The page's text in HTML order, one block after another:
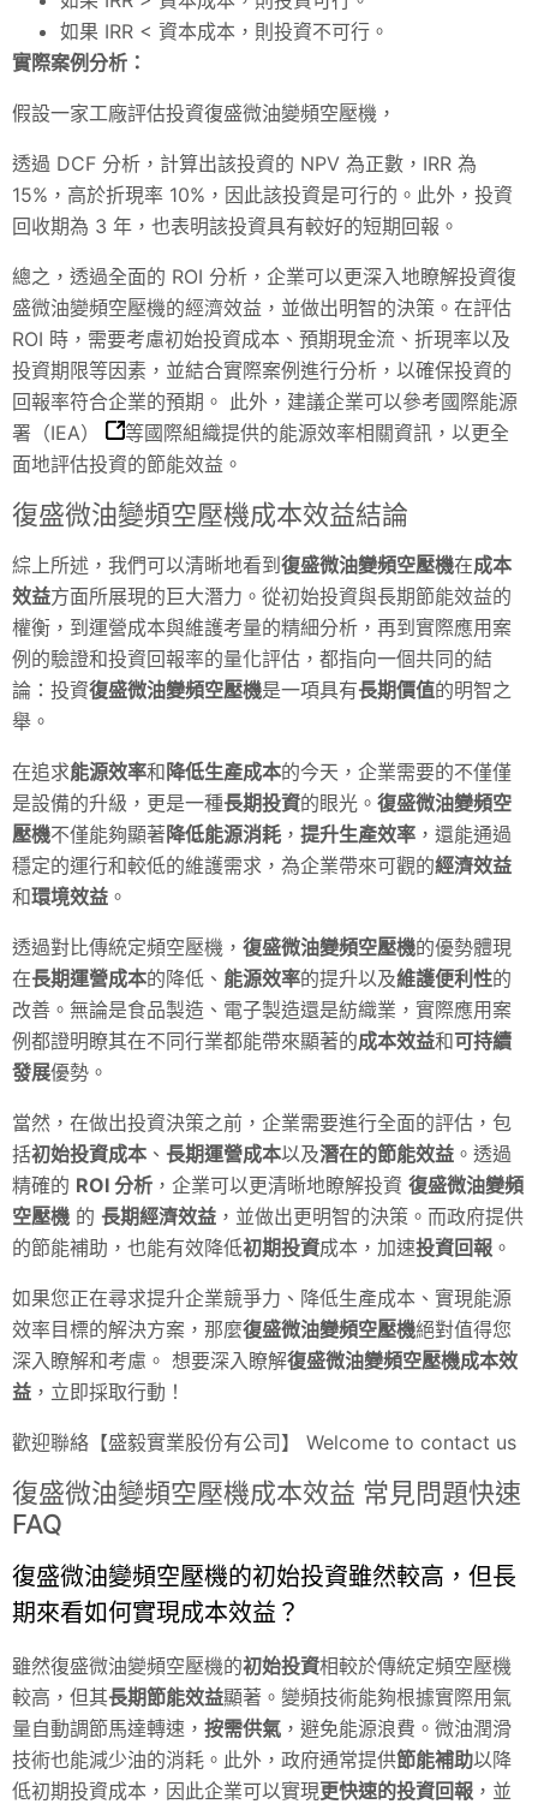
如果 IRR < 資本成本，則投資不可行。
實際案例分析：
假設一家工廠評估投資復盛微油變頻空壓機，
透過 DCF 分析，計算出該投資的 NPV 為正數，IRR 為
15%，高於折現率 10%，因此該投資是可行的。此外，投資
回收期為 3 年，也表明該投資具有較好的短期回報。
總之，透過全面的 ROI 分析，企業可以更深入地瞭解投資復
盛微油變頻空壓機的經濟效益，並做出明智的決策。在評估
ROI 時，需要考慮初始投資成本、預期現金流、折現率以及
投資期限等因素，並結合實際案例進行分析，以確保投資的
回報率符合企業的預期。 此外，建議企業可以參考國際能源
署（IEA）
等國際組織提供的能源效率相關資訊，以更全
面地評估投資的節能效益。
復盛微油變頻空壓機成本效益結論
綜上所述，我們可以清晰地看到復盛微油變頻空壓機在成本
效益方面所展現的巨大潛力。從初始投資與長期節能效益的
權衡，到運營成本與維護考量的精細分析，再到實際應用案
例的驗證和投資回報率的量化評估，都指向一個共同的結
論：投資復盛微油變頻空壓機是一項具有長期價值的明智之
舉。
在追求能源效率和降低生產成本的今天，企業需要的不僅僅
是設備的升級，更是一種長期投資的眼光。 復盛微油變頻空
壓機不僅能夠顯著降低能源消耗 ， 提升生產效率 ，還能通過
穩定的運行和較低的維護需求，為企業帶來可觀的經濟效益
和環境效益 。
透過對比傳統定頻空壓機， 復盛微油變頻空壓機的優勢體現
在長期運營成本的降低、 能源效率的提升以及維護便利性的
改善。無論是食品製造、電子製造還是紡織業，實際應用案
例都證明瞭其在不同行業都能帶來顯著的成本效益和可持續
發展優勢。
當然，在做出投資決策之前，企業需要進行全面的評估，包
括初始投資成本 、 長期運營成本以及潛在的節能效益 。透過
精確的 ROI 分析 ，企業可以更清晰地瞭解投資 復盛微油變頻
空壓機 的 長期經濟效益 ，並做出更明智的決策。而政府提供
的節能補助，也能有效降低初期投資成本，加速投資回報 。
如果您正在尋求提升企業競爭力、降低生產成本、實現能源
效率目標的解決方案，那麼復盛微油變頻空壓機絕對值得您
深入瞭解和考慮。 想要深入瞭解復盛微油變頻空壓機成本效
益 ，立即採取行動！
歡迎聯絡【盛毅實業股份有公司】 Welcome to contact us
復盛微油變頻空壓機成本效益 常見問題快速
FAQ
復盛微油變頻空壓機的初始投資雖然較高，但長
期來看如何實現成本效益？
雖然復盛微油變頻空壓機的初始投資相較於傳統定頻空壓機
較高，但其長期節能效益顯著。變頻技術能夠根據實際用氣
量自動調節馬達轉速， 按需供氣 ，避免能源浪費。微油潤滑
技術也能減少油的消耗。此外，政府通常提供節能補助以降
低初期投資成本，因此企業可以實現更快速的投資回報 ，並